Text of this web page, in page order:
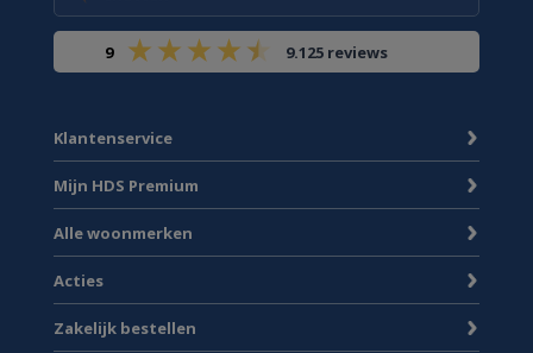
9 9.125 reviews
Klantenservice
Mijn HDS Premium
Alle woonmerken
Acties
Zakelijk bestellen